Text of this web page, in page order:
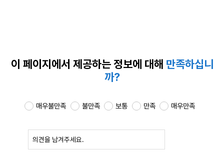
이 페이지에서 제공하는정보에 대해 만족하십니
까?
매우불만족 불만족 보통 만족 매우만족